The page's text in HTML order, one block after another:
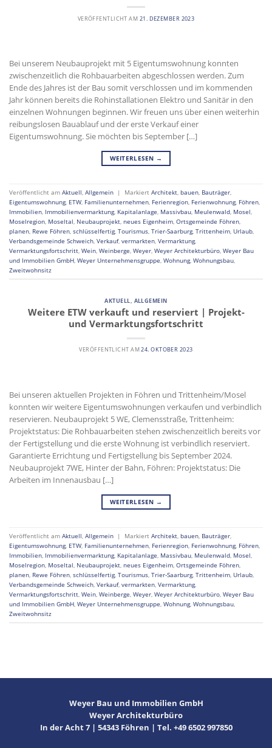
VERÖFFENTLICHT AM 21. DEZEMBER 2023
Bei unserem Neubauprojekt mit 5 Eigentumswohnung konnten
zwischenzeitlich die Rohbauarbeiten abgeschlossen werden. Zum
Ende des Jahres ist der Bau somit verschlossen und im kommenden
Jahr können bereits die Rohinstallationen Elektro und Sanitär in den
einzelnen Wohnungen beginnen. Wir freuen uns über einen weiterhin
reibungslosen Bauablauf und der erste Verkauf einer
Eigentumswohnung. Sie möchten bis September […]
WEITERLESEN →
Veröffentlicht am Aktuell, Allgemein | Markiert Architekt, bauen, Bauträger,
Eigentumswohnung, ETW, Familienunternehmen, Ferienregion, Ferienwohnung, Föhren,
Immobilien, Immobilienvermarktung, Kapitalanlage, Massivbau, Meulenwald, Mosel,
Moselregion, Moseltal, Neubauprojekt, neues Eigenheim, Ortsgemeinde Föhren,
planen, Rewe Föhren, schlüsselfertig, Tourismus, Trier-Saarburg, Trittenheim, Urlaub,
Verbandsgemeinde Schweich, Verkauf, vermarkten, Vermarktung,
Vermarktungsfortschritt, Wein, Weinberge, Weyer, Weyer Architekturbüro, Weyer Bau
und Immobilien GmbH, Weyer Unternehmensgruppe, Wohnung, Wohnungsbau,
Zweitwohnsitz
AKTUELL, ALLGEMEIN
Weitere ETW verkauft und reserviert | Projekt-
und Vermarktungsfortschritt
VERÖFFENTLICHT AM24. OKTOBER 2023
Bei unseren aktuellen Projekten in Föhren und Trittenheim/Mosel
konnten wir weitere Eigentumswohnungen verkaufen und verbindlich
reservieren. Neubauprojekt 5 WE, Clemensstraße, Trittenheim:
Projektstatus: Die Rohbauarbeiten stehen zwischenzeitlich bereits vor
der Fertigstellung und die erste Wohnung ist verbindlich reserviert.
Garantierte Errichtung und Fertigstellung bis September 2024.
Neubauprojekt 7WE, Hinter der Bahn, Föhren: Projektstatus: Die
Arbeiten im Innenausbau […]
WEITERLESEN →
Veröffentlicht am Aktuell, Allgemein | Markiert Architekt, bauen, Bauträger,
Eigentumswohnung, ETW, Familienunternehmen, Ferienregion, Ferienwohnung, Föhren,
Immobilien, Immobilienvermarktung, Kapitalanlage, Massivbau, Meulenwald, Mosel,
Moselregion, Moseltal, Neubauprojekt, neues Eigenheim, Ortsgemeinde Föhren,
planen, Rewe Föhren, schlüsselfertig, Tourismus, Trier-Saarburg, Trittenheim, Urlaub,
Verbandsgemeinde Schweich, Verkauf, vermarkten, Vermarktung,
Vermarktungsfortschritt, Wein, Weinberge, Weyer, Weyer Architekturbüro, Weyer Bau
und Immobilien GmbH, Weyer Unternehmensgruppe, Wohnung, Wohnungsbau,
Zweitwohnsitz
Weyer Bau und Immobilien GmbH
Weyer Architekturbüro
In der Acht 7 | 54343 Föhren | Tel. +49 6502 997850